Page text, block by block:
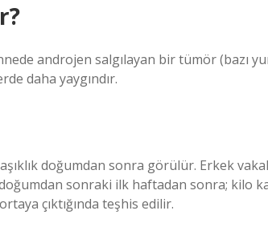
androjen salgılayan bir tümör (bazı
daha yaygındır.
doğumdan sonra görülür. Erkek
sonraki ilk haftadan sonra; kilo
çıktığında teşhis edilir.